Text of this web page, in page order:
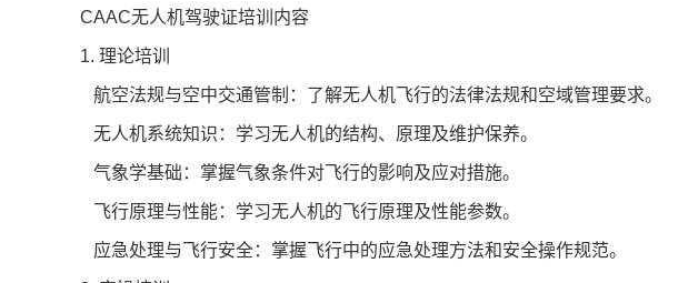
CAAC无人机驾驶证培训内容
1. 理论培训
航空法规与空中交通管制：了解无人机飞行的法律法规和空域管理要求。
无人机系统知识：学习无人机的结构、原理及维护保养。
气象学基础：掌握气象条件对飞行的影响及应对措施。
飞行原理与性能：学习无人机的飞行原理及性能参数。
应急处理与飞行安全：掌握飞行中的应急处理方法和安全操作规范。